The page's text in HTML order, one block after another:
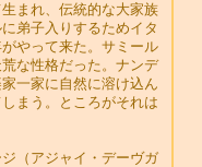
まれ、伝統的な大家族
弟子入りするためイタ
やって来た。サミール
な性格だった。ナンデ
一家に自然に溶け込ん
まう。ところがそれは
（アジャイ・デーヴガ